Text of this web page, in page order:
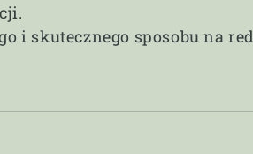
i skutecznego sposobu na